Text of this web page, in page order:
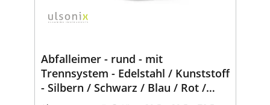
Abfalleimer - rund - mit
Trennsystem - Edelstahl / Kunststoff
- Silbern / Schwarz / Blau / Rot /
Gelb